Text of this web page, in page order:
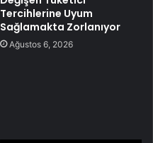
Tercihlerine Uyum
Sağlamakta Zorlanıyor
Ağustos 6, 2026